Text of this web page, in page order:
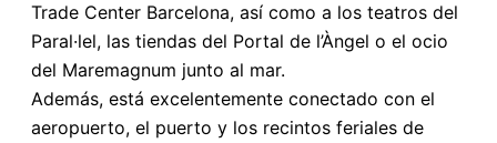
Trade Center Barcelona, así como a los teatros del
Paral·lel, las tiendas del Portal de l’Àngel o el ocio
del Maremagnum junto al mar.
Además, está excelentemente conectado con el
aeropuerto, el puerto y los recintos feriales de